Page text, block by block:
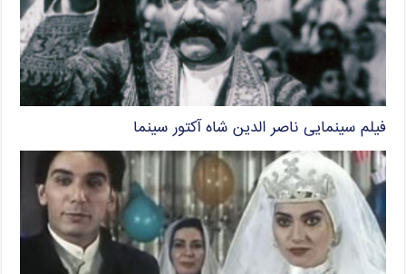
فیلم سینمایی ناصر الدین شاه آکتور سینما